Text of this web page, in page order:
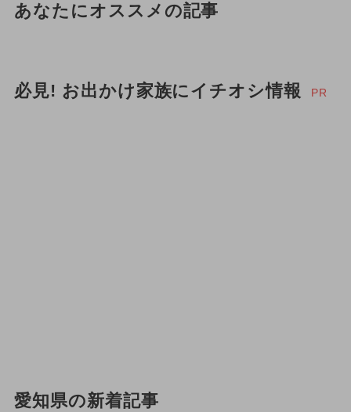
あなたにオススメの記事
必見! お出かけ家族にイチオシ情報 PR
愛知県の新着記事